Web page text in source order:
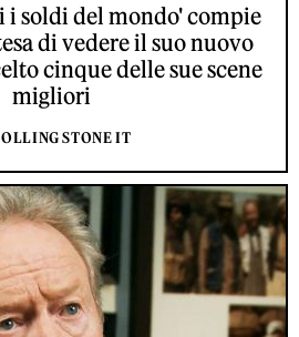
i soldi del mondo' compie
di vedere il suo nuovo
cinque delle sue scene
migliori
STONE IT